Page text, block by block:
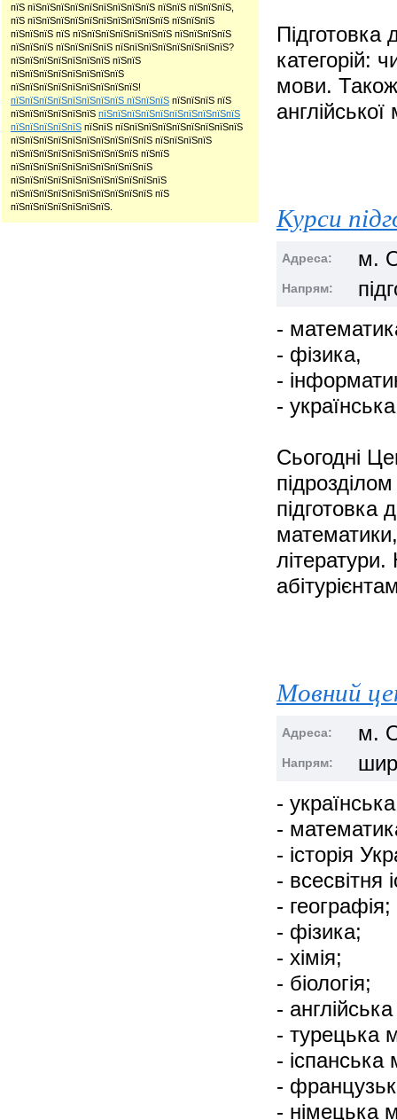
Підготовка
категорій:
мови. Також
Курси
Адреса: м.
Напрям:
-
- фізика,
-
-
Сьогодні
підготовка
Мовний
Адреса: м.
Напрям:
-
-
- історія
- всесвітня
- географія;
- фізика;
- хімія;
- біологія;
-
- турецька
- іспанська
-
- німецька
пїЅ пїЅпїЅпїЅпїЅпїЅпїЅпїЅпїЅпїЅ пїЅпїЅ пїЅпїЅпїЅ,
пїЅ пїЅпїЅпїЅпїЅпїЅпїЅпїЅпїЅпїЅпїЅ пїЅпїЅпїЅ
пїЅпїЅпїЅ пїЅ пїЅпїЅпїЅпїЅпїЅпїЅпїЅ пїЅпїЅпїЅпїЅ
пїЅпїЅпїЅ пїЅпїЅпїЅпїЅ пїЅпїЅпїЅпїЅпїЅпїЅпїЅпїЅ?
пїЅпїЅпїЅпїЅпїЅпїЅпїЅ пїЅпїЅ
пїЅпїЅпїЅпїЅпїЅпїЅпїЅпїЅ
пїЅпїЅпїЅпїЅпїЅпїЅпїЅпїЅпїЅ!
пїЅпїЅпїЅпїЅпїЅпїЅпїЅпїЅ пїЅпїЅпїЅ пїЅпїЅпїЅ пїЅ
пїЅпїЅпїЅпїЅпїЅпїЅ пїЅпїЅпїЅпїЅпїЅпїЅпїЅпїЅпїЅпїЅ
пїЅпїЅпїЅпїЅпїЅ пїЅпїЅ пїЅпїЅпїЅпїЅпїЅпїЅпїЅпїЅпїЅ
пїЅпїЅпїЅпїЅпїЅпїЅпїЅпїЅпїЅпїЅ пїЅпїЅпїЅпїЅ
пїЅпїЅпїЅпїЅпїЅпїЅпїЅпїЅпїЅ пїЅпїЅ
пїЅпїЅпїЅпїЅпїЅпїЅпїЅпїЅпїЅпїЅ
пїЅпїЅпїЅпїЅпїЅпїЅпїЅпїЅпїЅпїЅпїЅ
пїЅпїЅпїЅпїЅпїЅпїЅпїЅпїЅпїЅпїЅ пїЅ
пїЅпїЅпїЅпїЅпїЅпїЅпїЅ.